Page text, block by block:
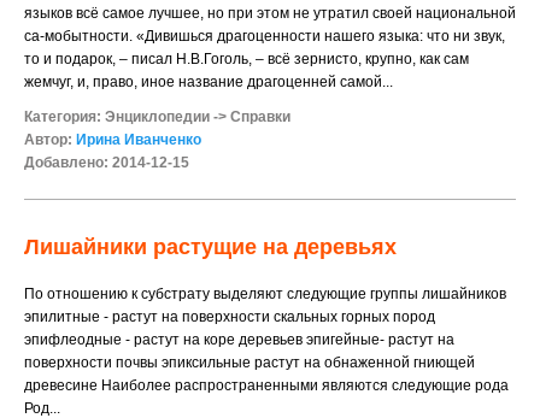
языков всё самое лучшее, но при этом не утратил своей национальной
са-мобытности. «Дивишься драгоценности нашего языка: что ни звук,
то и подарок, – писал Н.В.Гоголь, – всё зернисто, крупно, как сам
жемчуг, и, право, иное название драгоценней самой...
Категория: Энциклопедии -> Справки
Автор: Ирина Иванченко
Добавлено: 2014-12-15
Лишайники растущие на деревьях
По отношению к субстрату выделяют следующие группы лишайников
эпилитные - растут на поверхности скальных горных пород
эпифлеодные - растут на коре деревьев эпигейные- растут на
поверхности почвы эпиксильные растут на обнаженной гниющей
древесине Наиболее распространенными являются следующие рода
Род...